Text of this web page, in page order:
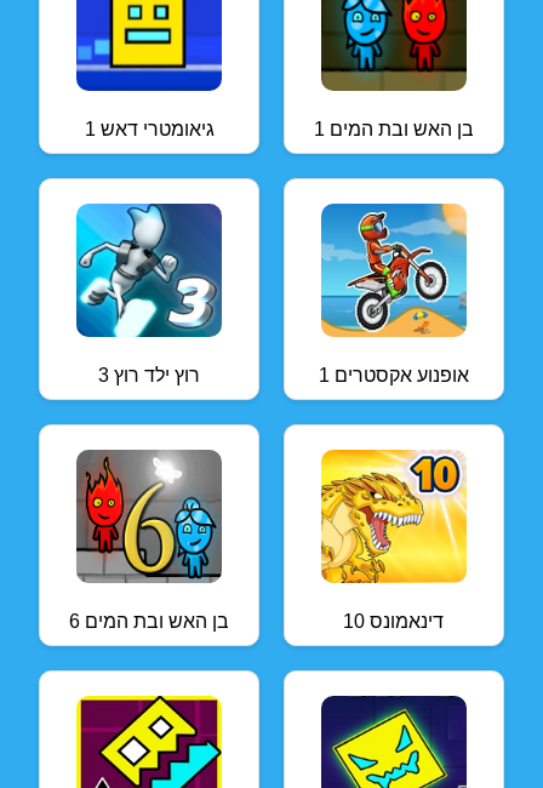
גיאומטרי דאש 1 בן האש ובת המים 1
רוץ ילד רוץ 3 אופנוע אקסטרים 1
בן האש ובת המים 6 דינאמונס 10